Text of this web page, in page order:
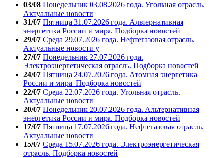
03/08 Понедельник 03.08.2026 года. Угольная отрасль.
Актуальные новости
31/07 Пятница 31.07.2026 года. Альтернативная
энергетика России и мира. Подборка новостей
29/07 Среда 29.07.2026 года. Нефтегазовая отрасль.
Актуальные новости у
27/07 Понедельник 27.07.2026 года.
Электроэнергетическая отрасль. Подборка новостей
24/07 Пятница 24.07.2026 года. Атомная энергетика
России и мира. Подборка новостей
22/07 Среда 22.07.2026 года. Угольная отрасль.
Актуальные новости
20/07 Понедельник 20.07.2026 года. Альтернативная
энергетика России и мира. Подборка новостей
17/07 Пятница 17.07.2026 года. Нефтегазовая отрасль.
Актуальные новости
15/07 Среда 15.07.2026 года. Электроэнергетическая
отрасль. Подборка новостей